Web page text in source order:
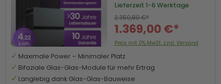
Lieferzeit 1-6 Werktage
1.369,00 €*
2.350,80 €*
Preis mit 0% MwSt. zzgl. Versand
Maximale Power – Minimaler Platz
Bifaziale Glas-Glas-Module für mehr Ertrag
Langlebig dank Glas-Glas-Bauweise